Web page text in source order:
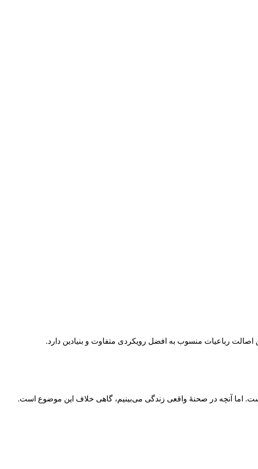
رباعیات منسوب به افضل رویکردی متفاوت و بنیادین دارد.
اما آنچه در صحنۀ واقعی زندگی می‌بینیم، گاهی خلاف این موضوع است.